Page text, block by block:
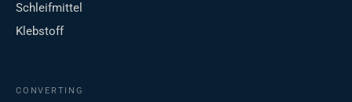
Schleifmittel
Klebstoff
CONVERTING